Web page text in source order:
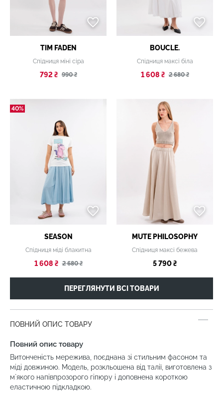
TIM FADEN
Спідниця міні сіра
792 ₴ 990 ₴
BOUCLE.
Спідниця максі біла
1 608 ₴ 2 680 ₴
40%
SEASON
Спідниця міді блакитна
1 608 ₴ 2 680 ₴
MUTE PHILOSOPHY
Спідниця максі бежева
5 790 ₴
ПЕРЕГЛЯНУТИ ВСІ ТОВАРИ
ПОВНИЙ ОПИС ТОВАРУ
Повний опис товару
Витонченість мережива, поєднана зі стильним фасоном та
міді довжиною. Модель, розкльошена від талії, виготовлена з
м`якого напівпрозорого гіпюру і доповнена короткою
еластичною підкладкою.